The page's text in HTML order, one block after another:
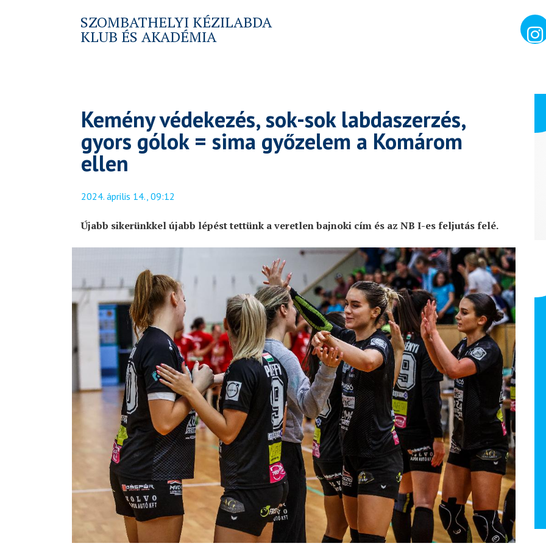
SZOMBATHELYI KÉZILABDA
KLUB ÉS AKADÉMIA
Kemény védekezés, sok-sok labdaszerzés,
gyors gólok = sima győzelem a Komárom
ellen
2024. április 14., 09:12
Újabb sikerünkkel újabb lépést tettünk a veretlen bajnoki cím és az NB I-es feljutás felé.
Vincze Tamás - erőnléti
edző
NB I Felnőtt 2025/26